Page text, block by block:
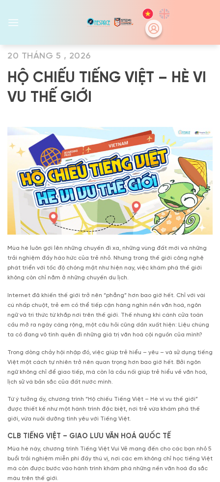
content
20 THÁNG 5 , 2026
HỘ CHIẾU TIẾNG VIỆT – HÈ VI
VU THẾ GIỚI
Mùa hè luôn gợi lên những chuyến đi xa, những vùng đất mới và những
trải nghiệm đầy háo hức của trẻ nhỏ. Nhưng trong thế giới công nghệ
phát triển với tốc độ chóng mặt như hiện nay, việc khám phá thế giới
không còn chỉ nằm ở những chuyến du lịch.
Internet đã khiến thế giới trở nên “phẳng” hơn bao giờ hết. Chỉ với vài
cú nhấp chuột, trẻ em có thể tiếp cận hàng nghìn nền văn hoá, ngôn
ngữ và tri thức từ khắp nơi trên thế giới. Thế nhưng khi cánh cửa toàn
cầu mở ra ngày càng rộng, một câu hỏi cũng dần xuất hiện: Liệu chúng
ta có đang vô tình quên đi những giá trị văn hoá cội nguồn của mình?
Trong dòng chảy hội nhập đó, việc giúp trẻ hiểu – yêu – và sử dụng tiếng
Việt một cách tự nhiên trở nên quan trọng hơn bao giờ hết. Bởi ngôn
ngữ không chỉ để giao tiếp, mà còn là cầu nối giúp trẻ hiểu về văn hoá,
lịch sử và bản sắc của đất nước mình.
Từ ý tưởng ấy, chương trình “Hộ chiếu Tiếng Việt – Hè vi vu thế giới”
được thiết kế như một hành trình đặc biệt, nơi trẻ vừa khám phá thế
giới, vừa nuôi dưỡng tình yêu với Tiếng Việt.
CLB TIẾNG VIỆT – GIAO LƯU VĂN HOÁ QUỐC TẾ
Mùa hè này, chương trình Tiếng Việt Vui Vẻ mang đến cho các bạn nhỏ 5
buổi trải nghiệm miễn phí đầy thú vị, nơi các em không chỉ học tiếng Việt
mà còn được bước vào hành trình khám phá những nền văn hoá đa sắc
màu trên thế giới.